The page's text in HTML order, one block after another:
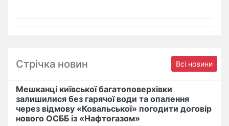
Стрічка новин Всі новини
Мешканці київської багатоповерхівки
залишилися без гарячої води та опалення
через відмову «Ковальської» погодити договір
нового ОСББ із «Нафтогазом»